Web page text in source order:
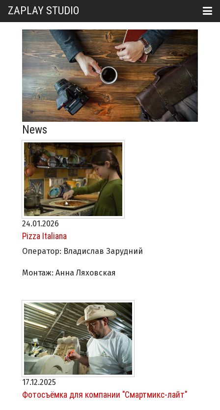
ZAPLAY STUDIO
News
24.01.2026
Pizza Italiana
Оператор: Владислав Зарудний
Монтаж: Анна Ляховская
17.12.2025
Фотосъёмка для компании "Смартмикс-лайт"